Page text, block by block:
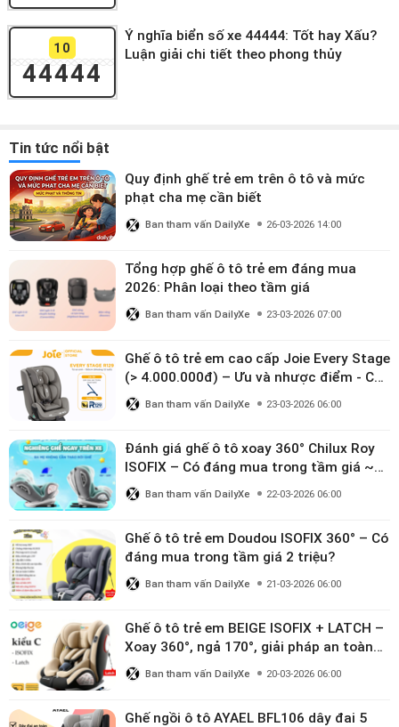
10
44444
Ý nghĩa biển số xe 44444: Tốt hay Xấu?
Luận giải chi tiết theo phong thủy
Tin tức nổi bật
Quy định ghế trẻ em trên ô tô và mức
phạt cha mẹ cần biết
Ban tham vấn DailyXe 26-03-2026 14:00
Tổng hợp ghế ô tô trẻ em đáng mua
2026: Phân loại theo tầm giá
Ban tham vấn DailyXe 23-03-2026 07:00
Ghế ô tô trẻ em cao cấp Joie Every Stage
(> 4.000.000đ) – Ưu và nhược điểm - Có
đáng đầu tư cho bé từ 0–12 tuổi?
Ban tham vấn DailyXe 23-03-2026 06:00
Đánh giá ghế ô tô xoay 360° Chilux Roy
ISOFIX – Có đáng mua trong tầm giá ~3
triệu
Ban tham vấn DailyXe 22-03-2026 06:00
Ghế ô tô trẻ em Doudou ISOFIX 360° – Có
đáng mua trong tầm giá 2 triệu?
Ban tham vấn DailyXe 21-03-2026 06:00
Ghế ô tô trẻ em BEIGE ISOFIX + LATCH –
Xoay 360°, ngả 170°, giải pháp an toàn
linh hoạt cho bé 0–10 tuổi
Ban tham vấn DailyXe 20-03-2026 06:00
Ghế ngồi ô tô AYAEL BFL106 dây đai 5